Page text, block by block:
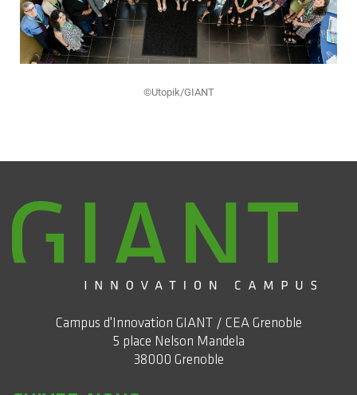
©Utopik/GIANT
Campus d'Innovation GIANT / CEA Grenoble
5 place Nelson Mandela
38000 Grenoble